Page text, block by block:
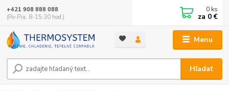
Menu
Hľadať
+421 908 888 088
(Po-Pia, 8-15:30 hod.)
0 ks
za 0 €